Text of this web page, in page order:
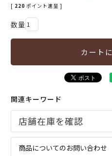
[ 220 ポイント進呈 ]
カート
関連キーワード
商品についてのお問い合わせ